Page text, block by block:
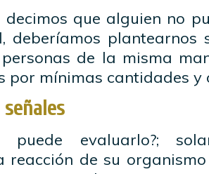
decimos que alguien no
deberíamos
de la misma
por mínimas cantidades y
puede evaluarlo?;
reacción de su